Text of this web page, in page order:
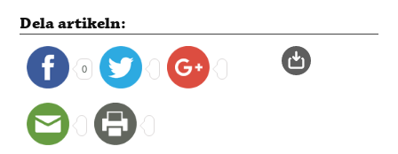
Dela artikeln:
0